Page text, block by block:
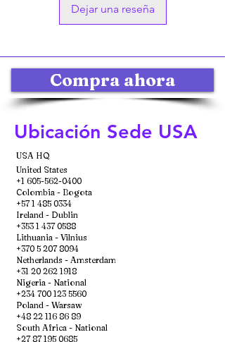
Dejar una reseña
Compra ahora
Ubicación Sede USA
USA HQ
United States
+1 605-562-0400
Colombia - Bogota
+57 1 485 0334
Ireland - Dublin
+353 1 437 0588
Lithuania - Vilnius
+370 5 207 8094
Netherlands - Amsterdam
+31 20 262 1918
Nigeria - National
+234 700 123 5560
Poland - Warsaw
+48 22 116 86 89
South Africa - National
+27 87 195 0685